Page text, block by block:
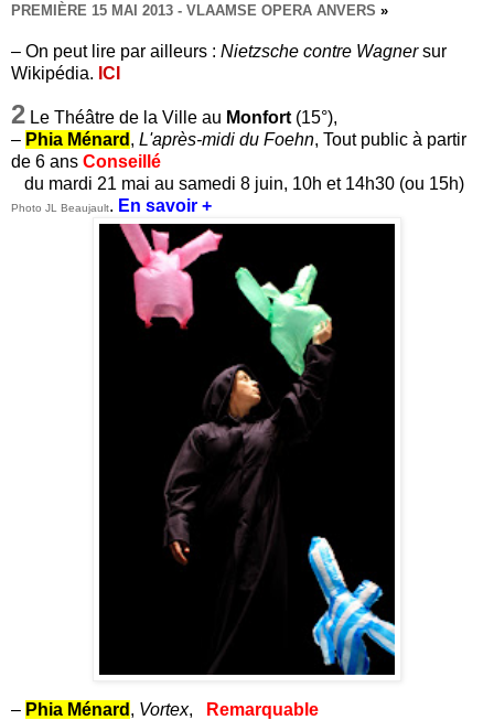
PREMIÈRE 15 MAI 2013 - VLAAMSE OPERA ANVERS »
– On peut lire par ailleurs : Nietzsche contre Wagnersur
Wikipédia. ICI
2 Le Théâtre de la Ville au Monfort (15°),
– Phia Ménard , L'après-midi du Foehn, Tout public à partir
de 6 ans Conseillé
du mardi 21 mai au samedi 8 juin, 10h et 14h30 (ou 15h)
Photo JL Beaujault. En savoir +
– Phia Ménard , Vortex,
Remarquable